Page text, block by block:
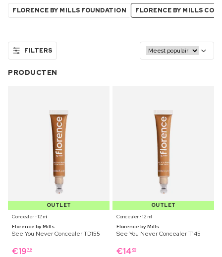
FLORENCE BY MILLS FOUNDATION FLORENCE BY MILLS
FILTERS
PRODUCTEN
OUTLET
Concealer ⋅ 12 ml
Florence by Mills
See You Never Concealer TD155
€19 79
OUTLET
Concealer ⋅ 12 ml
Florence by Mills
See You Never Concealer T145
€14 69